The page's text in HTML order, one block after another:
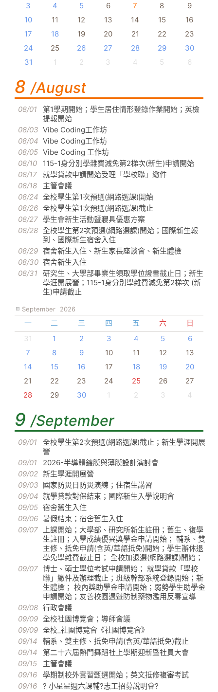
3 4 5 6 7 8
9
10
11 12 13 14 15
16
17
18 19 20 21 22
23
24
25 26 27 28 29
30
31
1 2 3 4 5 6
8 /August
08/01
第1學期開始；學生居住情形登錄作業開始；英檢
提報開始
08/03 Vibe Coding工作坊
08/04 Vibe Coding工作坊
08/05 Vibe Coding 工作坊
08/10
115-1身分別學雜費減免第2梯次(新生)申請開始
08/17
就學貸款申請開始受理「學校聯」繳件
08/18
主管會議
08/24 全校學生第1次預選(網路選課)開始
08/26 全校學生第1次預選(網路選課)截止
08/27 學生會新生活動暨寢具優惠方案
08/28 全校學生第2次預選(網路選課)開始；國際新生報
到、國際新生宿舍入住
08/29 宿舍新生入住、新生家長座談會、新生體檢
08/30 宿舍新生入住
08/31
研究生、大學部畢業生領取學位證書截止日；新生
學涯開展營；115-1身分別學雜費減免第2梯次 (新
生)申請截止
September 2026
一 二 三 四 五 六
日
31
1 2 3 4 5
6
7
8 9 10 11 12
13
14
15 16 17 18 19
20
21
22 23 24 25 26
27
28
29 30 1 2 3 4
9 /September
09/01
全校學生第2次預選(網路選課)截止；新生學涯開展
營
09/01
2026-半導體鍍膜與薄膜設計演討會
09/02 新生學涯開展營
09/03 國家防災日防災演練；住宿生講習
09/04 就學貸款對保結束；國際新生入學說明會
09/05 宿舍舊生入住
09/06 暑假結束；宿舍舊生入住
09/07
上課開始；大學部、研究所新生註冊；舊生、復學
生註冊；入學成績優異獎學金申請開始； 輔系、雙
主修、抵免申請(含英/華語抵免)開始；學生辦休退
學免學雜費截止日； 全校加退選(網路選課)開始；
09/07 博士、碩士學位考試申請開始； 就學貸款「學校
聯」繳件及辦理截止；班級幹部系統登錄開始；新
生體檢； 校內獎助學金申請開始；弱勢學生助學金
申請開始；友善校園週暨防制藥物濫用反毒宣導
09/08 行政會議
09/09 全校社團博覽會；導師會議
09/09 全校_社團博覽會《社團博覽會》
09/14
輔系、雙主修、抵免申請(含英/華語抵免)截止
09/14
第二十六屆熱門舞蹈社上學期迎新暨社員大會
09/15
主管會議
09/16
學期制校外實習甄選開始；英文抵修複審考試
09/16
? 小星星週六課輔?志工招募說明會?